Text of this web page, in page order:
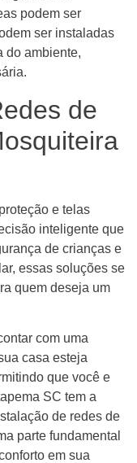
podem ser
ser instaladas
do ambiente,
de
e telas
inteligente que
de crianças e
essas soluções se
quem deseja um
com uma
casa esteja
que você e
SC tem a
de redes de
parte fundamental
em sua